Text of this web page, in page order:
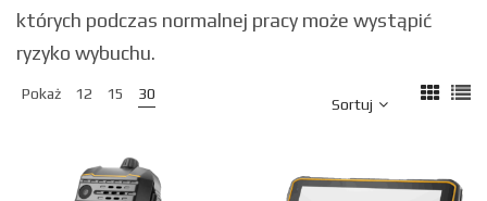
których podczas normalnej pracy może wystąpić
ryzyko wybuchu.
Pokaż 12 15 30
Sortuj